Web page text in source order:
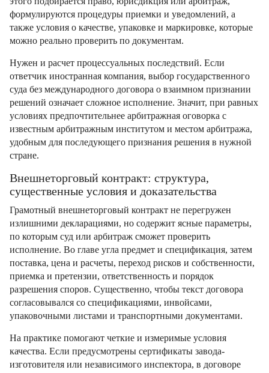
формулируются процедуры приемки и уведомлений, а
также условия о качестве, упаковке и маркировке, которые
можно реально проверить по документам.
Нужен и расчет процессуальных последствий. Если
ответчик иностранная компания, выбор государственного
суда без международного договора о взаимном признании
решений означает сложное исполнение. Значит, при равных
условиях предпочтительнее арбитражная оговорка с
известным арбитражным институтом и местом арбитража,
удобным для последующего признания решения в нужной
стране.
Внешнеторговый контракт: структура,
существенные условия и доказательства
Грамотный внешнеторговый контракт не перегружен
излишними декларациями, но содержит ясные параметры,
по которым суд или арбитраж сможет проверить
исполнение. Во главе угла предмет и спецификация, затем
поставка, цена и расчеты, переход рисков и собственности,
приемка и претензии, ответственность и порядок
разрешения споров. Существенно, чтобы текст договора
согласовывался со спецификациями, инвойсами,
упаковочными листами и транспортными документами.
На практике помогают четкие и измеримые условия
качества. Если предусмотрены сертификаты завода-
изготовителя или независимого инспектора, в договоре